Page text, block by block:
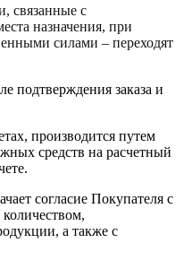
связанные с
назначения, при
силами – переходят
подтверждения заказа и
производится путем
средств на расчетный
согласие Покупателя с
а также с